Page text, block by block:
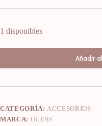
1 disponibles
Añadir
CATEGORÍA:ACCESORIOS
MARCA: GUESS